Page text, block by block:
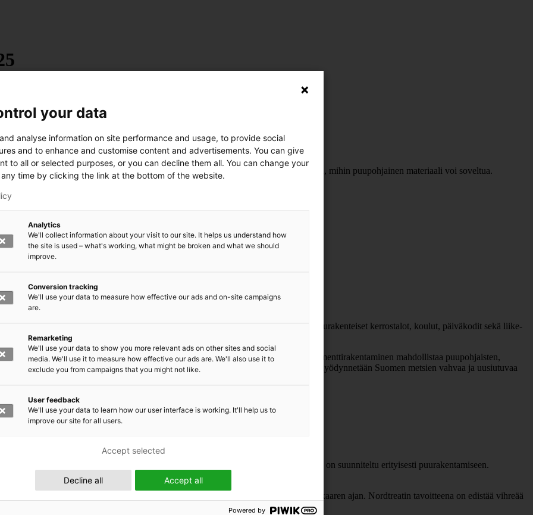
kylpyhuonekalusteista tunnettu Woodio.
ja kestävä kehitys. Raadin mielestä tuotteet muuttavat ihmisten mielikuvia siitä, mihin puupohjainen materiaali voi soveltua.
ulkopuolella.
suuren mittaluokan kohteisiin. Yrityksen ydinosaamista ovat muun muassa puurakenteiset kerrostalot, koulut, päiväkodit sekä liike-
tavoitteena on tuottaa ekologisesti kestäviä rakennuksia käyttäjien tarpeisiin. Elementtirakentaminen mahdollistaa puupohjaisten,
kohti entistä tehokkaampaa ja ympäristöystävällisempää suuntaa. Samalla hyödynnetään Suomen metsien vahvaa ja uusiutuvaa
tuottavuuden ja minimoi ympäristökuormituksen.
ja valmistaa biopohjaisia, myrkyttömiä ja läpikuultavia palosuoja-aineita, jotka on suunniteltu erityisesti puurakentamiseen.
ja mahdollistavat puun turvallisen käytön myös vaativissa rakennuskohteissa.
säilyttävät luonnollisen kauneutensa ilman kompromisseja koko rakennuksen elinkaaren ajan. Nordtreatin tavoitteena on edistää vihreää
rakentamisessa.
your data
analyse information on site performance and usage, to provide social
and to enhance and customise content and advertisements. You can give
to all or selected purposes, or you can decline them all. You can change your
time by clicking the link at the bottom of the website.
Analytics
We'll collect information about your visit to our site. It helps us understand how
the site is used – what's working, what might be broken and what we should
improve.
Conversion tracking
We'll use your data to measure how effective our ads and on-site campaigns
are.
Remarketing
We'll use your data to show you more relevant ads on other sites and social
media. We'll use it to measure how effective our ads are. We'll also use it to
exclude you from campaigns that you might not like.
User feedback
We'll use your data to learn how our user interface is working. It'll help us to
improve our site for all users.
Accept all
Decline all
Accept selected
Powered by